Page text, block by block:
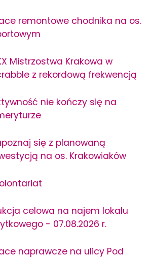
remontowe chodnika na os.
Mistrzostwa Krakowa w
z rekordową frekwencją
nie kończy się na
się z planowaną
na os. Krakowiaków
celowa na najem lokalu
- 07.08.2026 r.
naprawcze na ulicy Pod